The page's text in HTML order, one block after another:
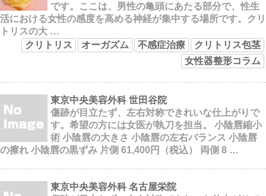
です。ここは、男性の亀頭にあたる部分で、性生
活における女性の感度を高める神経が集中する場所です。クリ
トリスの大 …
クリトリス
オーガズム 不感症治療
クリトリス包茎
女性器整形コラム
東京中央美容外科 世田谷院
傷跡が目立たず、左右対称できれいな仕上がりで
す。希望の方には女医が執刀を担当。 小陰唇縮小
術 小陰唇の大きさ 小陰唇の左右バランス 小陰唇
の擦れ 小陰唇の黒ずみ 片側 61,400円（税込） 両側 8 …
東京中央美容外科 名古屋栄院